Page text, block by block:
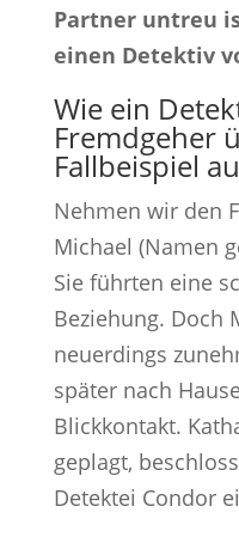
Partner untreu
einen Detektiv
Wie ein
Fremdgeher
Fallbeispiel
Nehmen wir den
Michael (Namen
Sie führten eine
Beziehung. Doch
neuerdings
später nach
Blickkontakt.
geplagt,
Detektei Condor